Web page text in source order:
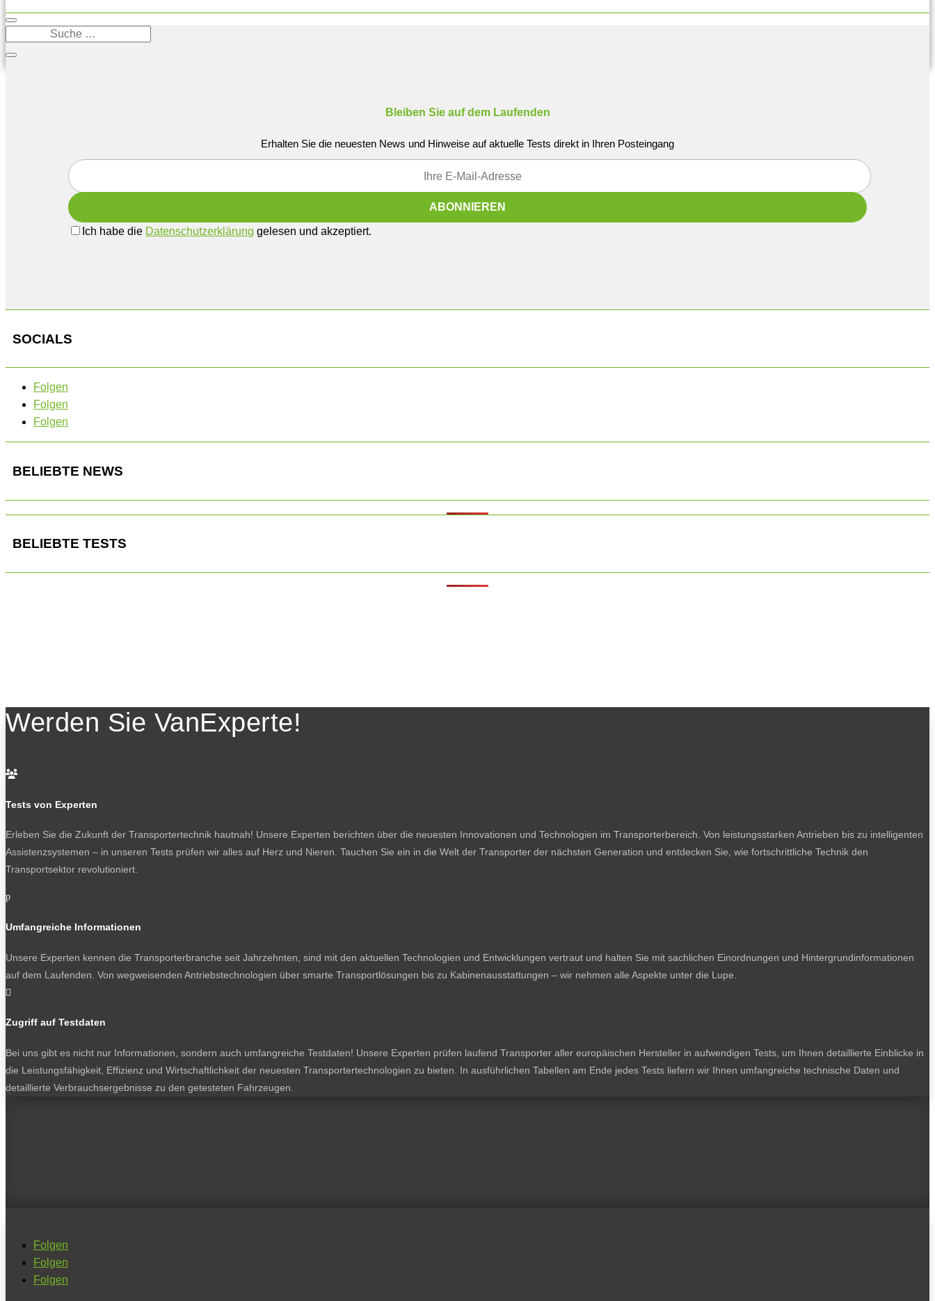
Bleiben Sie auf dem Laufenden
Erhalten Sie die neuesten News und Hinweise auf aktuelle Tests direkt in Ihren Posteingang
Ich habe die Datenschutzerklärung gelesen und akzeptiert.
SOCIALS
Folgen
Folgen
Folgen
BELIEBTE NEWS
BELIEBTE TESTS
Werden Sie VanExperte!

Tests von Experten
Erleben Sie die Zukunft der Transportertechnik hautnah! Unsere Experten berichten über die neuesten Innovationen und Technologien im Transporterbereich. Von leistungsstarken Antrieben bis zu intelligenten
Assistenzsystemen – in unseren Tests prüfen wir alles auf Herz und Nieren. Tauchen Sie ein in die Welt der Transporter der nächsten Generation und entdecken Sie, wie fortschrittliche Technik den
Transportsektor revolutioniert.
p
Umfangreiche Informationen
Unsere Experten kennen die Transporterbranche seit Jahrzehnten, sind mit den aktuellen Technologien und Entwicklungen vertraut und halten Sie mit sachlichen Einordnungen und Hintergrundinformationen
auf dem Laufenden. Von wegweisenden Antriebstechnologien über smarte Transportlösungen bis zu Kabinenausstattungen – wir nehmen alle Aspekte unter die Lupe.

Zugriff auf Testdaten
Bei uns gibt es nicht nur Informationen, sondern auch umfangreiche Testdaten! Unsere Experten prüfen laufend Transporter aller europäischen Hersteller in aufwendigen Tests, um Ihnen detaillierte Einblicke in
die Leistungsfähigkeit, Effizienz und Wirtschaftlichkeit der neuesten Transportertechnologien zu bieten. In ausführlichen Tabellen am Ende jedes Tests liefern wir Ihnen umfangreiche technische Daten und
detaillierte Verbrauchsergebnisse zu den getesteten Fahrzeugen.
Folgen
Folgen
Folgen